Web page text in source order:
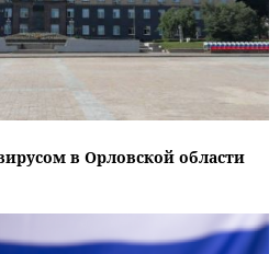
в Орловской области